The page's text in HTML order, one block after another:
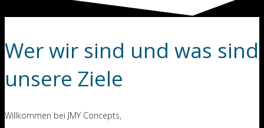
Wer wir sind und was sind
unsere Ziele
Willkommen bei JMY Concepts,